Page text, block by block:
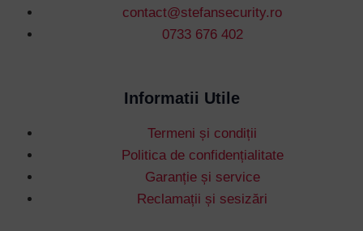
contact@stefansecurity.ro
0733 676 402
Informatii Utile
Termeni și condiții
Politica de confidențialitate
Garanție și service
Reclamații și sesizări